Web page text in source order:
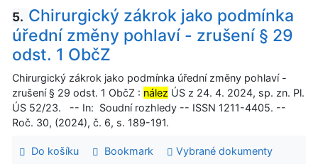
5. Chirurgický zákrok jako podmínka
úřední změny pohlaví - zrušení § 29
odst. 1 ObčZ
Chirurgický zákrok jako podmínka úřední změny pohlaví -
zrušení § 29 odst. 1 ObčZ : nález ÚS z 24. 4. 2024, sp. zn. Pl.
ÚS 52/23. -- In: Soudní rozhledy -- ISSN 1211-4405. --
Roč. 30, (2024), č. 6, s. 189-191.
Do košíku Bookmark Vybrané dokumenty